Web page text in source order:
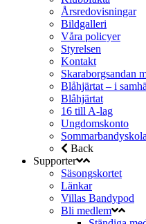
Årsredovisningar
Bildgalleri
Våra policyer
Styrelsen
Kontakt
Skaraborgsandan
Blåhjärtat – i
Blåhjärtat
16 till A-lag
Ungdomskonto
Back
Supporter
Säsongskortet
Länkar
Villas Bandypod
Bli medlem